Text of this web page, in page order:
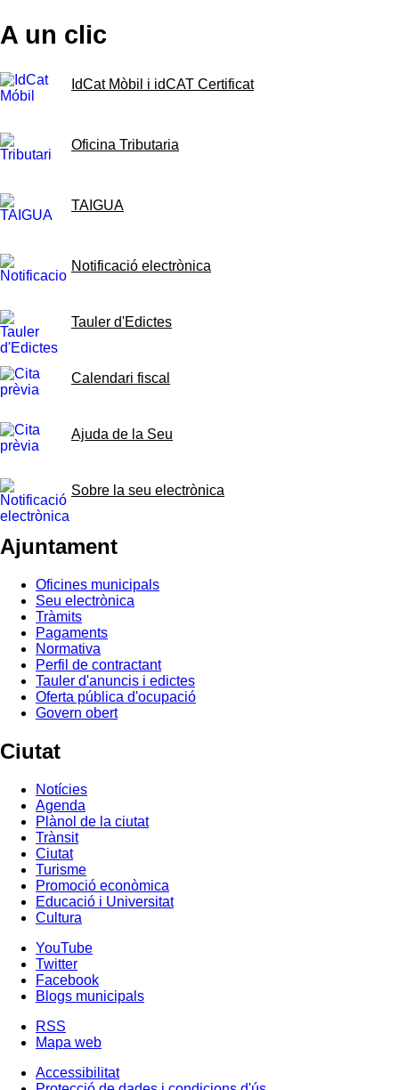
A un clic
IdCat Mòbil i idCAT Certificat
Oficina Tributaria
TAIGUA
Notificació electrònica
Tauler d'Edictes
Calendari fiscal
Ajuda de la Seu
Sobre la seu electrònica
Ajuntament
Oficines municipals
Seu electrònica
Tràmits
Pagaments
Normativa
Perfil de contractant
Tauler d'anuncis i edictes
Oferta pública d'ocupació
Govern obert
Ciutat
Notícies
Agenda
Plànol de la ciutat
Trànsit
Ciutat
Turisme
Promoció econòmica
Educació i Universitat
Cultura
YouTube
Twitter
Facebook
Blogs municipals
RSS
Mapa web
Accessibilitat